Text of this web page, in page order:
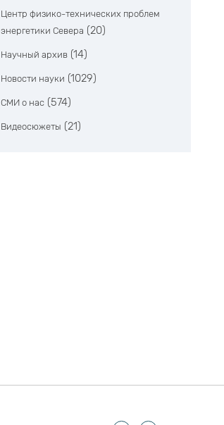
Центр физико-технических проблем
энергетики Севера (20)
Научный архив (14)
Новости науки (1029)
СМИ о нас (574)
Видеосюжеты (21)